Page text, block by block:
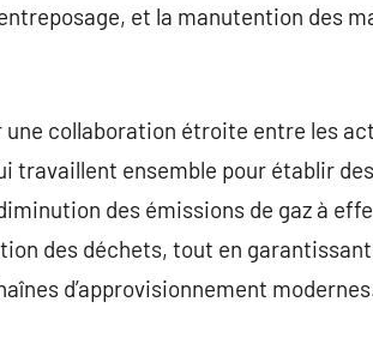
et la manutention des
une collaboration étroite entre les
travaillent ensemble pour établir
des émissions de gaz à
des déchets, tout en
d’approvisionnement